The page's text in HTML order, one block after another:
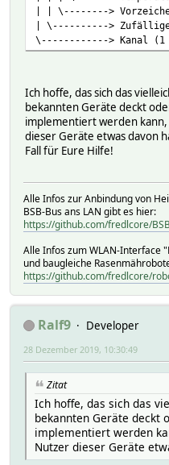
| | \-------->
| \----------> Zufällige,
\------------> Kanal (1
Ich hoffe, das sich das
bekannten Geräte deckt
implementiert werden
dieser Geräte etwas davon
Fall für Eure Hilfe!
Alle Infos zur Anbindung von
BSB-Bus ans LAN gibt es hier:
https://github.com/fredlcore/
Alle Infos zum WLAN-Interface
und baugleiche
https://github.com/fredlcore/
Ralf9
Developer
28 Dezember 2019, 10:30:49
Zitat
Ich hoffe, das sich das
bekannten Geräte deckt
implementiert werden
Nutzer dieser Geräte